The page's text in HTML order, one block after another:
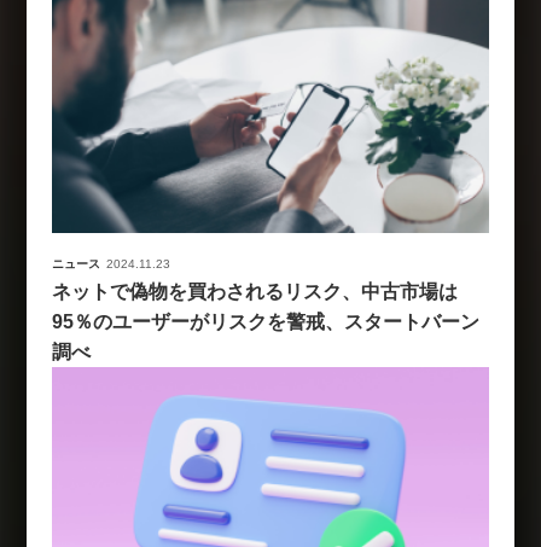
ニュース 2024.11.23
ネットで偽物を買わされるリスク、中古市場は
95％のユーザーがリスクを警戒、スタートバーン
調べ